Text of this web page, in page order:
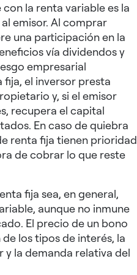
la renta variable es la
emisor. Al comprar
una participación en la
vía dividendos y
empresarial
el inversor presta
y, si el emisor
recupera el capital
En caso de quiebra
renta fija tienen prioridad
de cobrar lo que reste
fija sea, en general,
aunque no inmune
El precio de un bono
los tipos de interés, la
la demanda relativa del